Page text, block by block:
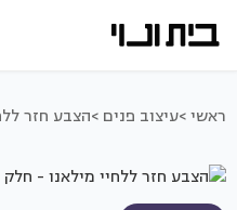
ראשי >עיצוב פנים >הצבע חזר